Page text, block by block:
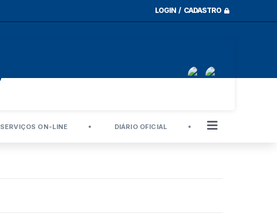
LOGIN / CADASTRO
SERVIÇOS ON-LINE DIÁRIO OFICIAL